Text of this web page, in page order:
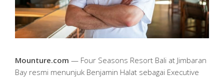
Mounture.com — Four Seasons Resort Bali at Jimbaran
Bay resmi menunjuk Benjamin Halat sebagai Executive